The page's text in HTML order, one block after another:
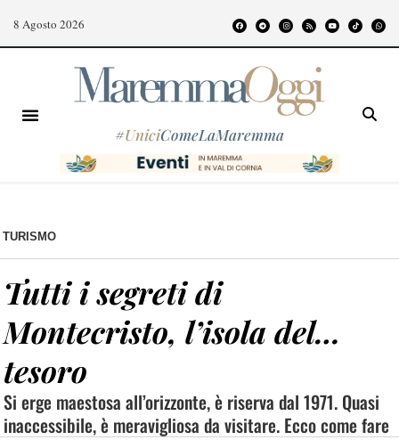
8 Agosto 2026
#UniciComeLaMaremma
TURISMO
Tutti i segreti di
Montecristo, l’isola del…
tesoro
Si erge maestosa all’orizzonte, è riserva dal 1971. Quasi
inaccessibile, è meravigliosa da visitare. Ecco come fare